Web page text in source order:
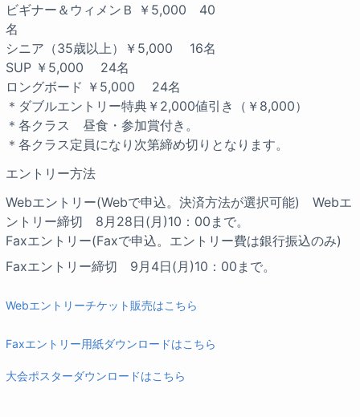
ビギナー＆ウィメンＢ ￥5,000 40
名
シニア（35歳以上）￥5,000 16名
SUP ￥5,000 24名
ロングボード ￥5,000 24名
＊ダブルエントリー特典￥2,000値引き（￥8,000）
＊各クラス 昼食・参加賞付き。
＊各クラス定員になり次第締め切りとなります。
エントリー方法
Webエントリー(Webで申込。決済方法が選択可能) Webエ
ントリー締切 8月28日(月)10：00まで。
Faxエントリー(Faxで申込。エントリー費は銀行振込のみ)
Faxエントリー締切 9月4日(月)10：00まで。
Webエントリーチケット販売はこちら
Faxエントリー用紙ダウンロードはこちら
大会ポスターダウンロードはこちら